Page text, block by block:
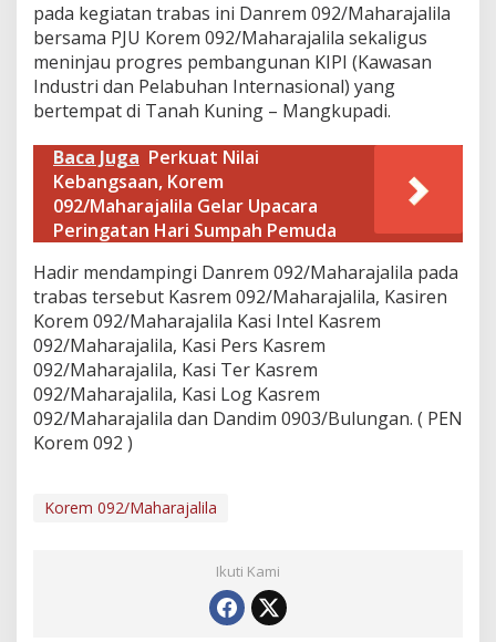
o
r
e
m
,
T
n
j
u
k
k
n
K
e
p
e
m
i
m
a
n
pada kegiatan trabas ini Danrem 092/Maharajalila
bersama PJU Korem 092/Maharajalila sekaligus
meninjau progres pembangunan KIPI (Kawasan
Industri dan Pelabuhan Internasional) yang
bertempat di Tanah Kuning – Mangkupadi.
Baca Juga Perkuat Nilai
Kebangsaan, Korem
092/Maharajalila Gelar Upacara
Peringatan Hari Sumpah Pemuda
Hadir mendampingi Danrem 092/Maharajalila pada
trabas tersebut Kasrem 092/Maharajalila, Kasiren
Korem 092/Maharajalila Kasi Intel Kasrem
092/Maharajalila, Kasi Pers Kasrem
092/Maharajalila, Kasi Ter Kasrem
092/Maharajalila, Kasi Log Kasrem
092/Maharajalila dan Dandim 0903/Bulungan. ( PEN
Korem 092 )
Korem 092/Maharajalila
Ikuti Kami